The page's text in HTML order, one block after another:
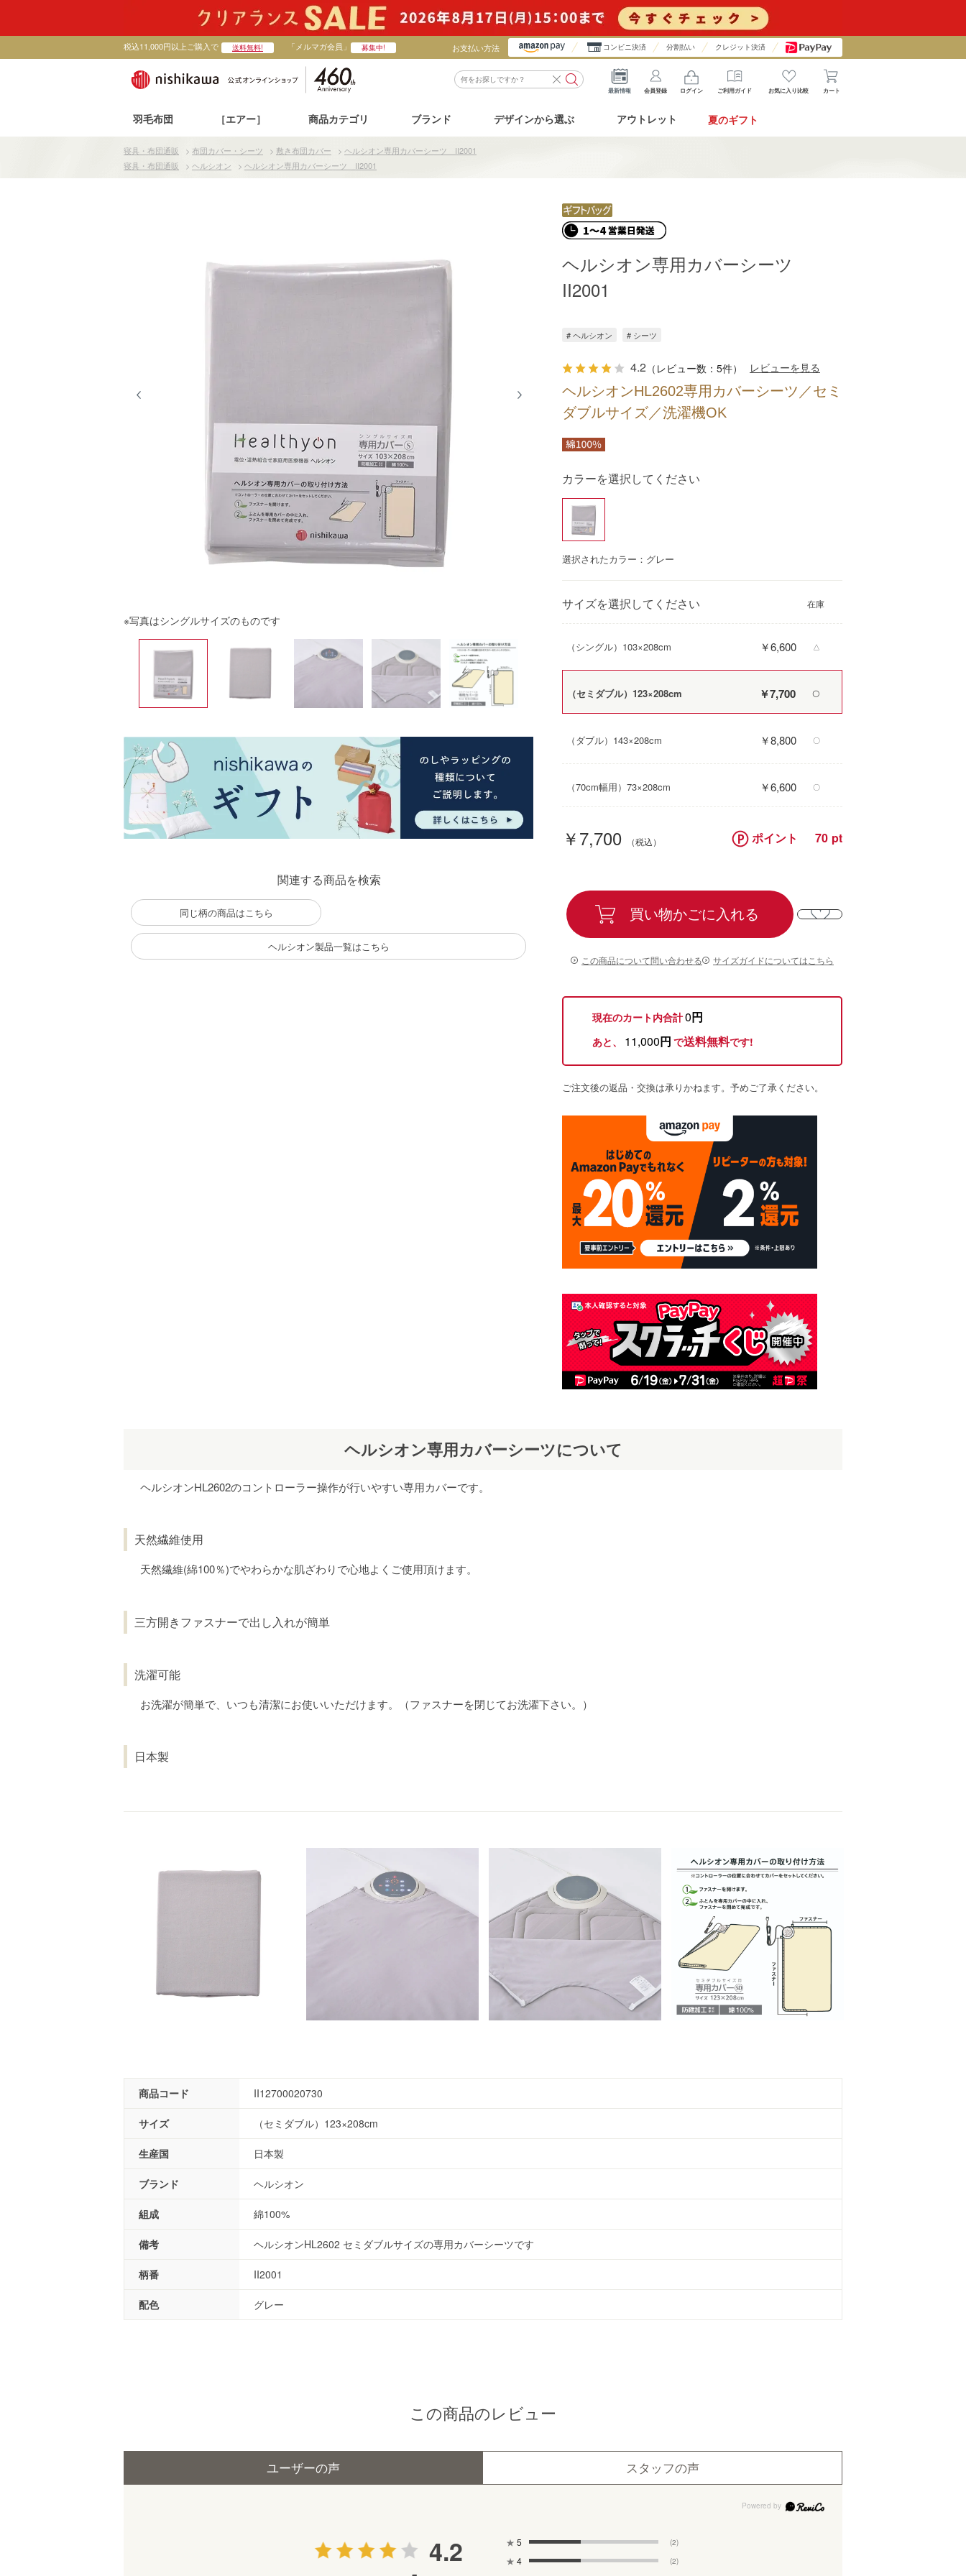
税込11,000円以上ご購入で 送料無料! 「メルマガ会員」 募集中! お支払い方法 コンビニ決済 分割払い クレジット決済
最新情報 会員登録 ログイン ご利用ガイド お気に入り比較 カート
羽毛布団 ［エアー］ 商品カテゴリ ブランド デザインから選ぶ アウトレット 夏のギフト
寝具・布団通販 > 布団カバー・シーツ > 敷き布団カバー > ヘルシオン専用カバーシーツ II2001
寝具・布団通販
> ヘルシオン > ヘルシオン専用カバーシーツ II2001
※写真はシングルサイズのものです
関連する商品を検索
同じ柄の商品はこちら
ヘルシオン製品一覧はこちら
ヘルシオンHL2602専用カバーシーツ／セミ
ダブルサイズ／洗濯機OK
ヘルシオン専用カバーシーツ
II2001
# ヘルシオン # シーツ
4.2 （レビュー数：5件） レビューを見る
￥7,700 ポイント 70
現在のカート内合計0円
あと、 11,000円 で送料無料です!
カラーを選択してください
選択されたカラー：グレー
サイズを選択してください
（シングル）103×208cm ￥6,600 △
（セミダブル）123×208cm ￥7,700 〇
（ダブル）143×208cm ￥8,800 〇
（70cm幅用）73×208cm ￥6,600 〇
買い物かごに入れる
この商品について問い合わせる サイズガイドについてはこちら
ご注文後の返品・交換は承りかねます。予めご了承ください。
ヘルシオン専用カバーシーツについて
ヘルシオンHL2602のコントローラー操作が行いやすい専用カバーです。
天然繊維使用
天然繊維(綿100％)でやわらかな肌ざわりで心地よくご使用頂けます。
三方開きファスナーで出し入れが簡単
洗濯可能
お洗濯が簡単で、いつも清潔にお使いいただけます。（ファスナーを閉じてお洗濯下さい。）
日本製
商品コード II12700020730
サイズ （セミダブル）123×208cm
生産国 日本製
ブランド ヘルシオン
組成 綿100%
備考 ヘルシオンHL2602 セミダブルサイズの専用カバーシーツです
柄番 II2001
配色 グレー
この商品のレビュー
ユーザーの声 スタッフの声
4.2 ★ 5 (2)
★ 4 (2)